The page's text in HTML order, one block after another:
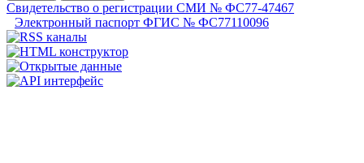
Свидетельство о регистрации СМИ № ФС77-47467
Электронный паспорт ФГИС № ФС77110096